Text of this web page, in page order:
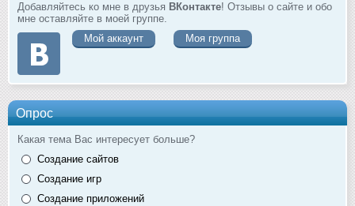
Добавляйтесь ко мне в друзья ВКонтакте! Отзывы о сайте и обо
мне оставляйте в моей группе.
Мой аккаунт
Моя группа
Опрос
Какая тема Вас интересует больше?
Создание сайтов
Создание игр
Создание приложений